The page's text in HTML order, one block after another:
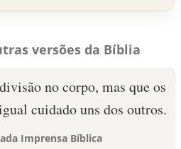
versões da Bíblia
no corpo, mas que os
cuidado uns dos outros.
Imprensa Bíblica